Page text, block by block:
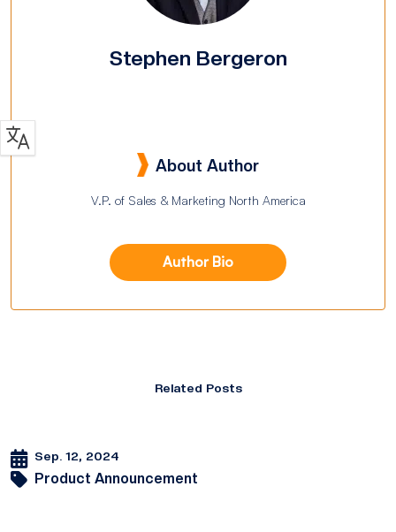
Stephen Bergeron
About Author
V.P. of Sales & Marketing North America
Author Bio
Related Posts
Sep. 12, 2024
Product Announcement